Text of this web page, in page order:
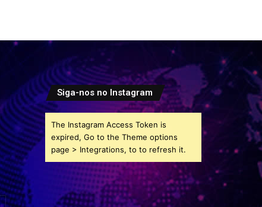
Siga-nos no Instagram
The Instagram Access Token is
expired, Go to the Theme options
page > Integrations, to to refresh it.